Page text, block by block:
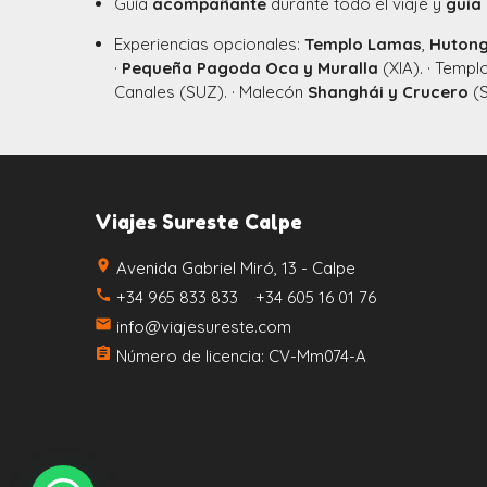
Guía acompañante durante todo el viaje y guía
Experiencias opcionales: Templo Lamas,
· Pequeña Pagoda Oca y Muralla (XIA). ·
Canales (SUZ). · Malecón Shanghái y Crucero
Viajes Sureste Calpe
place Avenida Gabriel Miró, 13 - Calpe
call +34 965 833 833 +34 605 16 01 76
email info@viajesureste.com
assignment Número de licencia: CV-Mm074-A